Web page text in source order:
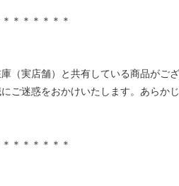
＊＊＊＊＊＊
（実店舗）と共有している商品がご
ご迷惑をおかけいたします。あらか
＊＊＊＊＊＊